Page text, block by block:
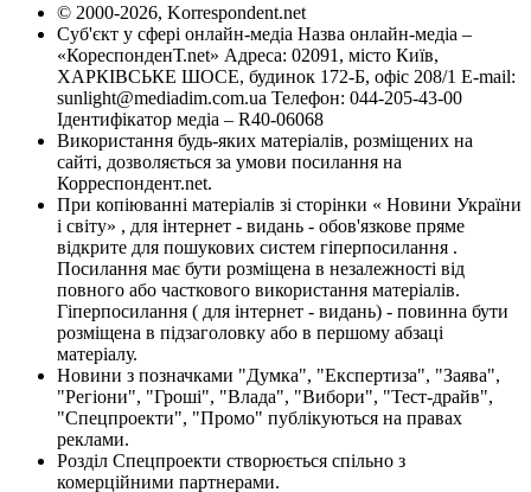
© 2000-2026, Korrespondent.net
Суб'єкт у сфері онлайн-медіа Назва онлайн-медіа –
«КореспонденТ.net» Адреса: 02091, місто Київ,
ХАРКІВСЬКЕ ШОСЕ, будинок 172-Б, офіс 208/1 E-mail:
sunlight@mediadim.com.ua Телефон: 044-205-43-00
Ідентифікатор медіа – R40-06068
Використання будь-яких матеріалів, розміщених на
сайті, дозволяється за умови посилання на
Корреспондент.net.
При копіюванні матеріалів зі сторінки « Новини України
і світу» , для інтернет - видань - обов'язкове пряме
відкрите для пошукових систем гіперпосилання .
Посилання має бути розміщена в незалежності від
повного або часткового використання матеріалів.
Гіперпосилання ( для інтернет - видань) - повинна бути
розміщена в підзаголовку або в першому абзаці
матеріалу.
Новини з позначками "Думка", "Експертиза", "Заява",
"Регіони", "Гроші", "Влада", "Вибори", "Тест-драйв",
"Спецпроекти", "Промо" публікуються на правах
реклами.
Розділ Спецпроекти створюється спільно з
комерційними партнерами.